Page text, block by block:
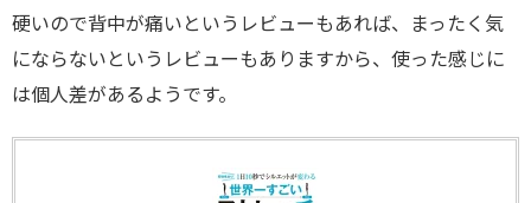
硬いので背中が痛いというレビューもあれば、まったく気
にならないというレビューもありますから、使った感じに
は個人差があるようです。